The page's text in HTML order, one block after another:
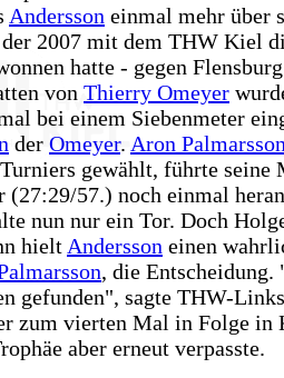
Andersson einmal mehr über
2007 mit dem THW Kiel
hatte - gegen Flensburg
von Thierry Omeyer
bei einem Siebenmeter
der Omeyer. Aron
gewählt, führte seine
(27:29/57.) noch einmal
nun nur ein Tor. Doch
hieltAndersson einen
, die Entscheidung.
gefunden", sagte THW-
zum vierten Mal in Folge in
aber erneut verpasste.